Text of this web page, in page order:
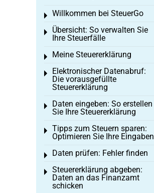
Willkommen bei SteuerGo
Toggle menu
Übersicht: So verwalten Sie
Ihre Steuerfälle
Toggle menu
Meine Steuererklärung
Toggle menu
Elektronischer Datenabruf:
Die vorausgefüllte
Steuererklärung
Toggle menu
Daten eingeben: So erstellen
Sie Ihre Steuererklärung
Toggle menu
Tipps zum Steuern sparen:
Optimieren Sie Ihre Eingaben
Toggle menu
Daten prüfen: Fehler finden
Toggle menu
Steuererklärung abgeben:
Daten an das Finanzamt
schicken
Toggle menu